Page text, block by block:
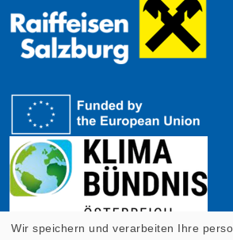
Wir speichern und verarbeiten Ihre